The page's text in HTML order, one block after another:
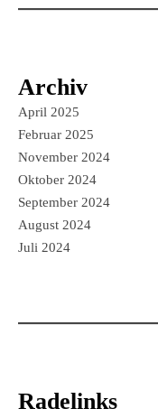
Archiv
April 2025
Februar 2025
November 2024
Oktober 2024
September 2024
August 2024
Juli 2024
Radelinks